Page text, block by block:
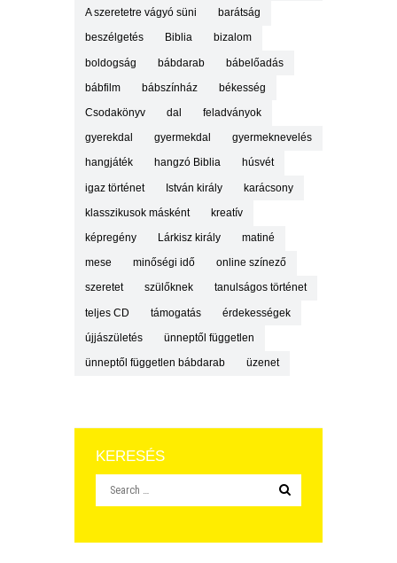
A szeretetre vágyó süni barátság
beszélgetés Biblia bizalom
boldogság bábdarab bábelőadás
bábfilm bábszínház békesség
Csodakönyv dal feladványok
gyerekdal gyermekdal gyermeknevelés
hangjáték hangzó Biblia húsvét
igaz történet István király karácsony
klasszikusok másként kreatív
képregény Lárkisz király matiné
mese minőségi idő online színező
szeretet szülőknek tanulságos történet
teljes CD támogatás érdekességek
újjászületés ünneptől független
ünneptől független bábdarab üzenet
KERESÉS